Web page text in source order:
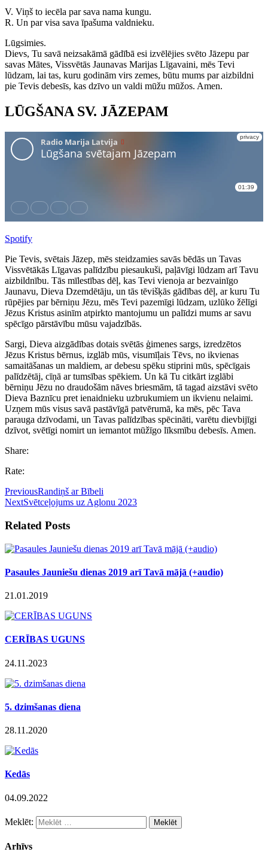
V. Viņš to iecēla par sava nama kungu.
R. Un par visa sava īpašuma valdnieku.
Lūgsimies.
Dievs, Tu savā neizsakāmā gādībā esi izvēlējies svēto Jāzepu par
savas Mātes, Vissvētās Jaunavas Marijas Līgavaini, mēs Tevi
lūdzam, lai tas, kuru godinām virs zemes, būtu mums par aizbildni
pie Tevis debesīs, kas dzīvo un valdi mūžu mūžos. Amen.
LŪGŠANA SV. JĀZEPAM
Spotify
Pie Tevis, svētais Jāzep, mēs steidzamies savās bēdās un Tavas
Vissvētākās Līgavas palīdzību piesaukuši, paļāvīgi lūdzam arī Tavu
aizbildnību. Tās mīlestības dēļ, kas Tevi vienoja ar bezvainīgo
Jaunavu, Dieva Dzemdētāju, un tās tēvišķās gādības dēļ, ar kuru Tu
rūpējies par bērniņu Jēzu, mēs Tevi pazemīgi lūdzam, uzlūko žēlīgi
Jēzus Kristus asinīm atpirkto mantojumu un palīdzi mums ar savu
spēcīgo pārstāvību mūsu vajadzībās.
Sargi, Dieva aizgādības dotais svētās ģimenes sargs, izredzētos
Jēzus Kristus bērnus, izglāb mūs, visumīļais Tēvs, no ikvienas
samaitāšanas un maldiem, ar debesu spēku stiprini mūs, spēcīgais
palīdzētāj, cīņā ar tumsības spēkiem. Un kā Tu citkārt izglābi
bērniņu Jēzu no draudošām nāves briesmām, tā tagad aizstāvi svēto
Dieva Baznīcu pret ienaidnieku uzbrukumiem un ikvienu nelaimi.
Uzņem mūs visus savā pastāvīgā patvērumā, ka mēs, pēc Tava
parauga dzīvodami, un Tavas palīdzības spēcināti, varētu dievbijīgi
dzīvot, svētīgi nomirt un iemantot mūžīgo līksmību debesīs. Amen.
Share:
Rate:
PreviousRandiņš ar Bībeli
NextSvētceļojums uz Aglonu 2023
Related Posts
Pasaules Jauniešu dienas 2019 arī Tavā mājā (+audio)
21.01.2019
CERĪBAS UGUNS
24.11.2023
5. dzimšanas diena
28.11.2020
Kedās
04.09.2022
Meklēt:
Arhīvs